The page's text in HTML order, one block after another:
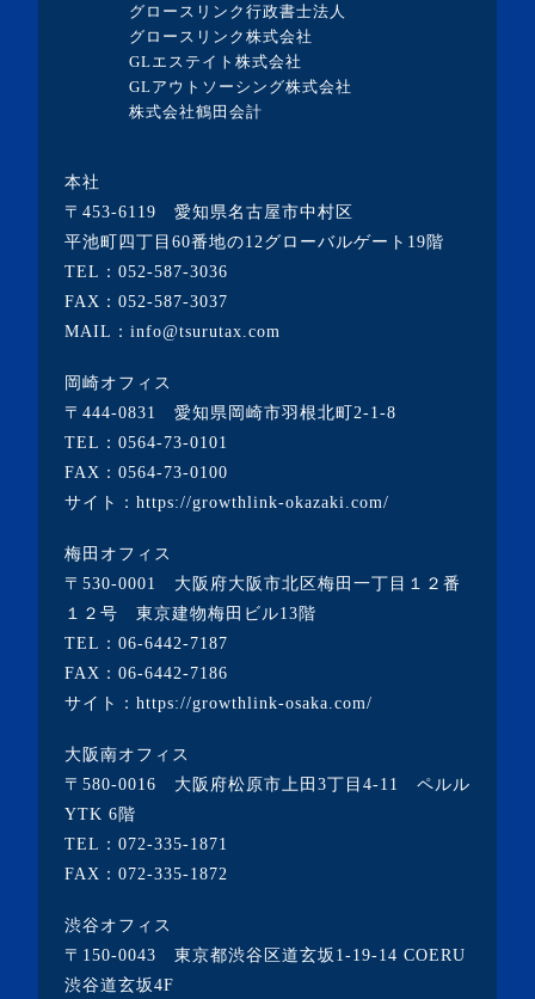
グロースリンク行政書士法人
グロースリンク株式会社
GLエステイト株式会社
GLアウトソーシング株式会社
株式会社鶴田会計
本社
〒453-6119 愛知県名古屋市中村区
平池町四丁目60番地の12グローバルゲート19階
TEL： 052-587-3036
FAX：052-587-3037
MAIL：info@tsurutax.com
岡崎オフィス
〒444-0831 愛知県岡崎市羽根北町2-1-8
TEL： 0564-73-0101
FAX：0564-73-0100
サイト： https://growthlink-okazaki.com/
梅田オフィス
〒530-0001 大阪府大阪市北区梅田一丁目１２番
１２号 東京建物梅田ビル13階
TEL： 06-6442-7187
FAX：06-6442-7186
サイト： https://growthlink-osaka.com/
大阪南オフィス
〒580-0016 大阪府松原市上田3丁目4-11 ペルル
YTK 6階
TEL： 072-335-1871
FAX：072-335-1872
渋谷オフィス
〒150-0043 東京都渋谷区道玄坂1-19-14 COERU
渋谷道玄坂4F